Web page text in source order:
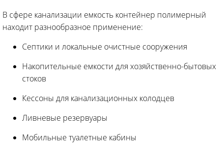
В сфере канализации емкость контейнер полимерный
находит разнообразное применение:
Септики и локальные очистные сооружения
Накопительные емкости для хозяйственно-бытовых
стоков
Кессоны для канализационных колодцев
Ливневые резервуары
Мобильные туалетные кабины